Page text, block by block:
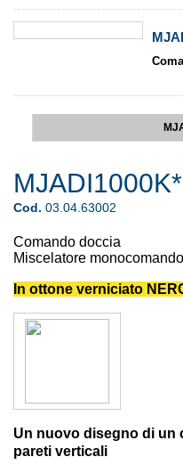
MJADI1000K*
Cod. 03.04.63002
Comando doccia
Miscelatore
In ottone verniciato
Un nuovo disegno di un
pareti verticali